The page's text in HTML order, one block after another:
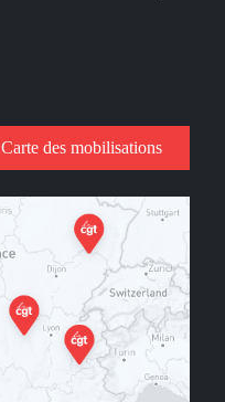
Carte des mobilisations